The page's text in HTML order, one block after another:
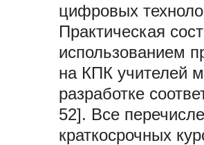
цифровых
Практическая
использованием
на КПК учителей
разработке
52]. Все
краткосрочных